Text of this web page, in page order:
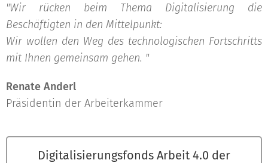
"Wir rücken beim Thema Digitalisierung die
Beschäftigten in den Mittelpunkt:
Wir wollen den Weg des technologischen Fortschritts
mit Ihnen gemeinsam gehen. "
Renate Anderl
Präsidentin der Arbeiterkammer
Digitalisierungsfonds Arbeit 4.0 der